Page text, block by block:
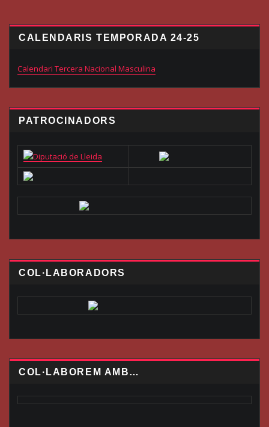
CALENDARIS TEMPORADA 24-25
Calendari Tercera Nacional Masculina
PATROCINADORS
COL·LABORADORS
COL·LABOREM AMB…